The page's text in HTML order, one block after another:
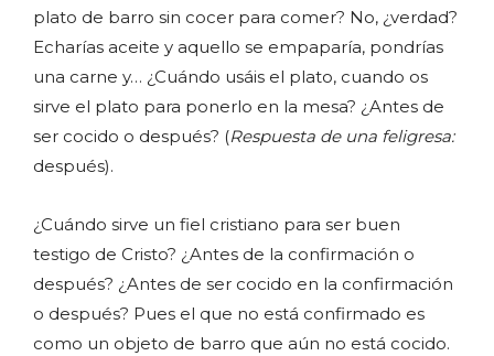
plato de barro sin cocer para comer? No, ¿verdad?
Echarías aceite y aquello se empaparía, pondrías
una carne y… ¿Cuándo usáis el plato, cuando os
sirve el plato para ponerlo en la mesa? ¿Antes de
ser cocido o después? (Respuesta de una feligresa:
después).
¿Cuándo sirve un fiel cristiano para ser buen
testigo de Cristo? ¿Antes de la confirmación o
después? ¿Antes de ser cocido en la confirmación
o después? Pues el que no está confirmado es
como un objeto de barro que aún no está cocido.